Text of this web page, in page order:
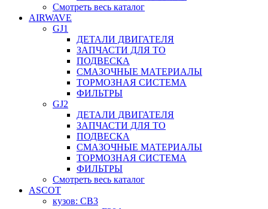
Смотреть весь каталог
AIRWAVE
GJ1
ДЕТАЛИ ДВИГАТЕЛЯ
ЗАПЧАСТИ ДЛЯ ТО
ПОДВЕСКА
СМАЗОЧНЫЕ МАТЕРИАЛЫ
ТОРМОЗНАЯ СИСТЕМА
ФИЛЬТРЫ
GJ2
ДЕТАЛИ ДВИГАТЕЛЯ
ЗАПЧАСТИ ДЛЯ ТО
ПОДВЕСКА
СМАЗОЧНЫЕ МАТЕРИАЛЫ
ТОРМОЗНАЯ СИСТЕМА
ФИЛЬТРЫ
Смотреть весь каталог
ASCOT
кузов: CB3